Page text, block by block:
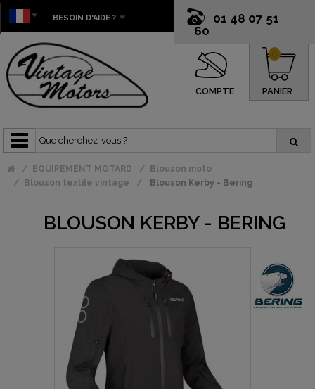
01 48 07 51
60
BESOIN D'AIDE ?
COMPTE PANIER
0
EQUIPEMENT MOTARD
Blouson moto
Blouson textile vintage
Blouson Kerby - Bering
BLOUSON KERBY - BERING